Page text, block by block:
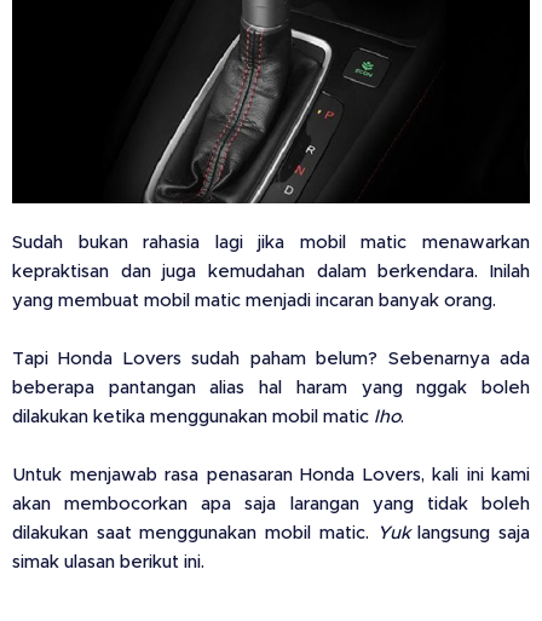
Sudah bukan rahasia lagi jika mobil matic menawarkan
kepraktisan dan juga kemudahan dalam berkendara. Inilah
yang membuat mobil matic menjadi incaran banyak orang.
Tapi Honda Lovers sudah paham belum? Sebenarnya ada
beberapa pantangan alias hal haram yang nggak boleh
dilakukan ketika menggunakan mobil matic lho.
Untuk menjawab rasa penasaran Honda Lovers, kali ini kami
akan membocorkan apa saja larangan yang tidak boleh
dilakukan saat menggunakan mobil matic.
Yuklangsung saja
simak ulasan berikut ini.